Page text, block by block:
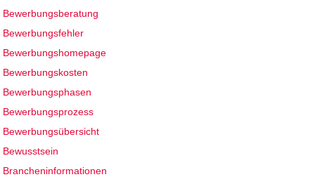
Bewerbungsberatung
Bewerbungsfehler
Bewerbungshomepage
Bewerbungskosten
Bewerbungsphasen
Bewerbungsprozess
Bewerbungsübersicht
Bewusstsein
Brancheninformationen